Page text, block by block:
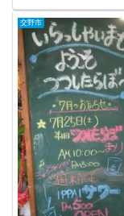
交野市